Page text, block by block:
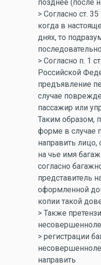
позднее (после
> Согласно ст.
когда в
днях, то
> Согласно п. 1
Российской
предъявление
случае
пассажир или
Таким образом,
форме в случае
направить
на чье имя
согласно
представитель
оформленной
копии такой
> Также
> регистрации
направить